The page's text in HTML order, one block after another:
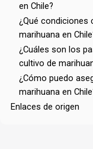
en Chile?
¿Qué condiciones
marihuana en
¿Cuáles son los
cultivo de
¿Cómo puedo
marihuana en
Enlaces de origen